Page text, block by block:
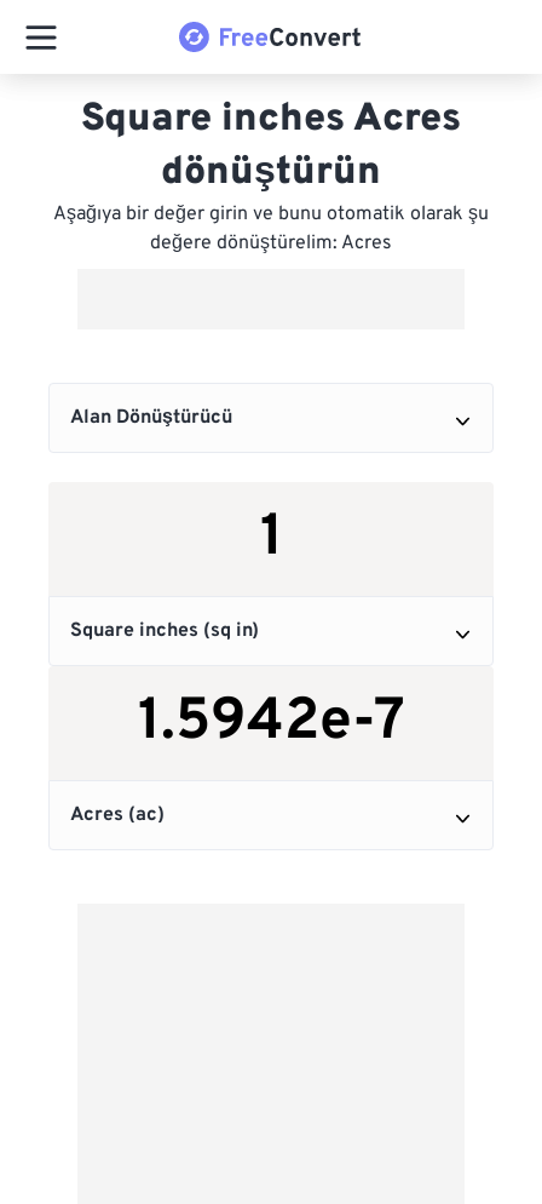
Square inches Acres
dönüştürün
Aşağıya bir değer girin ve bunu otomatik olarak şu
değere dönüştürelim: Acres